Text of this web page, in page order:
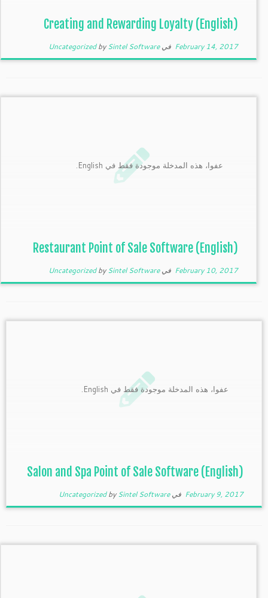
(English) Creating and Rewarding Loyalty
February 14, 2017 في UncategorizedbySintel Software
عفوا، هذه المدخلة موجودة فقط في English.
(English) Restaurant Point of Sale Software
February 10, 2017 في UncategorizedbySintel Software
عفوا، هذه المدخلة موجودة فقط في English.
(English) Salon and Spa Point of Sale Software
February 9, 2017 في UncategorizedbySintel Software